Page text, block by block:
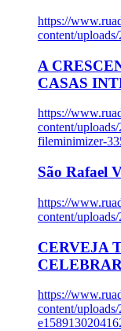
https://
content/
A
CASAS
https://
content/
fileminimizer-
São Rafael
https://
content/
CERVEJA
https://
content/